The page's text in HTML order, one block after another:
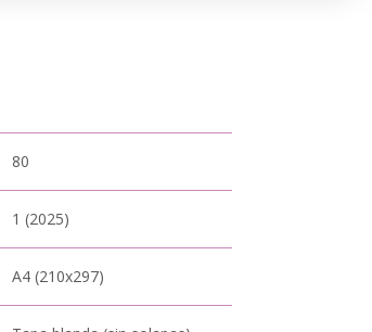
80
1 (2025)
A4 (210x297)